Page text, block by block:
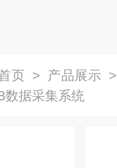
页 > 产品展示
数据采集系统